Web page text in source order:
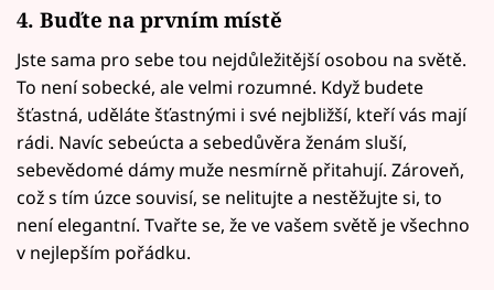
4. Buďte na prvním místě
Jste sama pro sebe tou nejdůležitější osobou na světě.
To není sobecké, ale velmi rozumné. Když budete
šťastná, uděláte šťastnými i své nejbližší, kteří vás mají
rádi. Navíc sebeúcta a sebedůvěra ženám sluší,
sebevědomé dámy muže nesmírně přitahují. Zároveň,
což s tím úzce souvisí, se nelitujte a nestěžujte si, to
není elegantní. Tvařte se, že ve vašem světě je všechno
v nejlepším pořádku.